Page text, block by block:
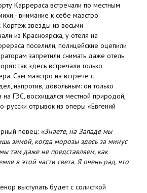
Каррераса встречали по местным
- внимание к себе маэстро
Кортеж звезды из восьми
из Красноярска, у отеля на
поселили, полицейские оцепили
запретили снимать даже отель
так здесь встречали только
Сам маэстро на встрече с
напротив, довольным: он только
на ГЭС, восхищался местной природой,
русски отрывок из оперы «Евгений
певец: «Знаете, на Западе мы
зимой, когда морозы здесь за минус
там даже не представляем, как
в этой части света. Я очень рад, что
выступать будет с солисткой